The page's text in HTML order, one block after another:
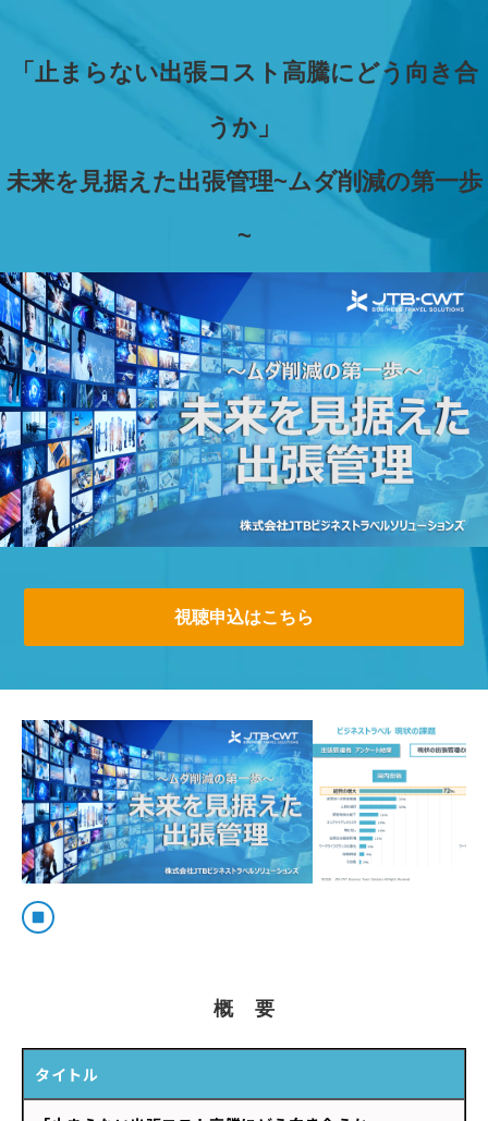
「止まらない出張コスト高騰にどう向き合
うか」
未来を見据えた出張管理~ムダ削減の第一歩
~
視聴申込はこちら
概　要
タイトル